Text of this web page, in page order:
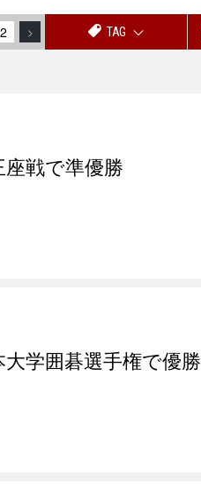
2 > TAG
戦で準優勝
学囲碁選手権で優勝